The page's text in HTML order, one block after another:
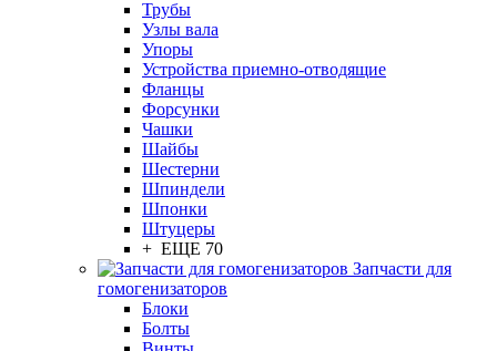
Трубы
Узлы вала
Упоры
Устройства приемно-отводящие
Фланцы
Форсунки
Чашки
Шайбы
Шестерни
Шпиндели
Шпонки
Штуцеры
+ ЕЩЕ 70
Запчасти для
гомогенизаторов
Блоки
Болты